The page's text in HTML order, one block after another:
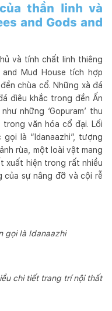
thần linh và
and Gods and
và tính chất linh thiêng
Mud House tích hợp
chùa cổ. Những xà đá
điêu khắc trong đền Ấn
những ‘Gopuram’ thu
văn hóa cổ đại. Lối
là “Idanaazhi”, tượng
rùa, một loài vật mang
xuất hiện trong rất nhiều
sự nâng đỡ và cội rễ
gọi là Idanaazhi
chi tiết trang trí nội thất